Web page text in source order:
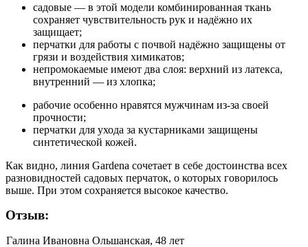
садовые — в этой модели комбинированная ткань
сохраняет чувствительность рук и надёжно их
защищает;
перчатки для работы с почвой надёжно защищены от
грязи и воздействия химикатов;
непромокаемые имеют два слоя: верхний из латекса,
внутренний — из хлопка;
рабочие особенно нравятся мужчинам из-за своей
прочности;
перчатки для ухода за кустарниками защищены
синтетической кожей.
Как видно, линия Gardena сочетает в себе достоинства всех
разновидностей садовых перчаток, о которых говорилось
выше. При этом сохраняется высокое качество.
Отзыв:
Галина Ивановна Ольшанская, 48 лет